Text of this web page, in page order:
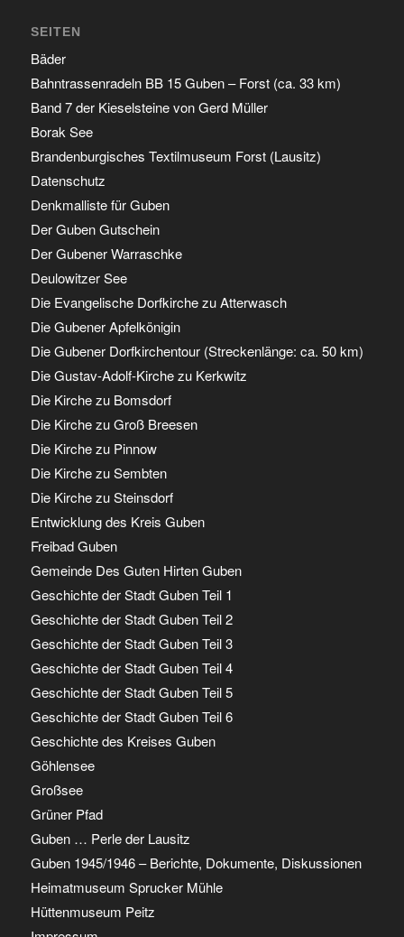
SEITEN
Bäder
Bahntrassenradeln BB 15 Guben – Forst (ca. 33 km)
Band 7 der Kieselsteine von Gerd Müller
Borak See
Brandenburgisches Textilmuseum Forst (Lausitz)
Datenschutz
Denkmalliste für Guben
Der Guben Gutschein
Der Gubener Warraschke
Deulowitzer See
Die Evangelische Dorfkirche zu Atterwasch
Die Gubener Apfelkönigin
Die Gubener Dorfkirchentour (Streckenlänge: ca. 50 km)
Die Gustav-Adolf-Kirche zu Kerkwitz
Die Kirche zu Bomsdorf
Die Kirche zu Groß Breesen
Die Kirche zu Pinnow
Die Kirche zu Sembten
Die Kirche zu Steinsdorf
Entwicklung des Kreis Guben
Freibad Guben
Gemeinde Des Guten Hirten Guben
Geschichte der Stadt Guben Teil 1
Geschichte der Stadt Guben Teil 2
Geschichte der Stadt Guben Teil 3
Geschichte der Stadt Guben Teil 4
Geschichte der Stadt Guben Teil 5
Geschichte der Stadt Guben Teil 6
Geschichte des Kreises Guben
Göhlensee
Großsee
Grüner Pfad
Guben … Perle der Lausitz
Guben 1945/1946 – Berichte, Dokumente, Diskussionen
Heimatmuseum Sprucker Mühle
Hüttenmuseum Peitz